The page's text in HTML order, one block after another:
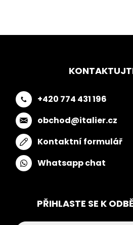
+420 774 431 196
obchod@italier.cz
Kontaktní formulář
Whatsapp chat
PŘIHLASTE SE K